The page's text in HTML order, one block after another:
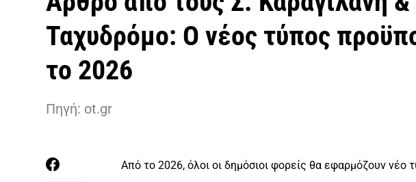
Ταχυδρόμο: Ο νέος τύπος
το 2026
Πηγή: ot.gr
Από το 2026, όλοι οι δημόσιοι φορείς θα εφαρμόζουν